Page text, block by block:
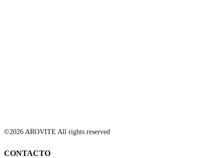
©2026 AROVITE All rights reserved
CONTACTO